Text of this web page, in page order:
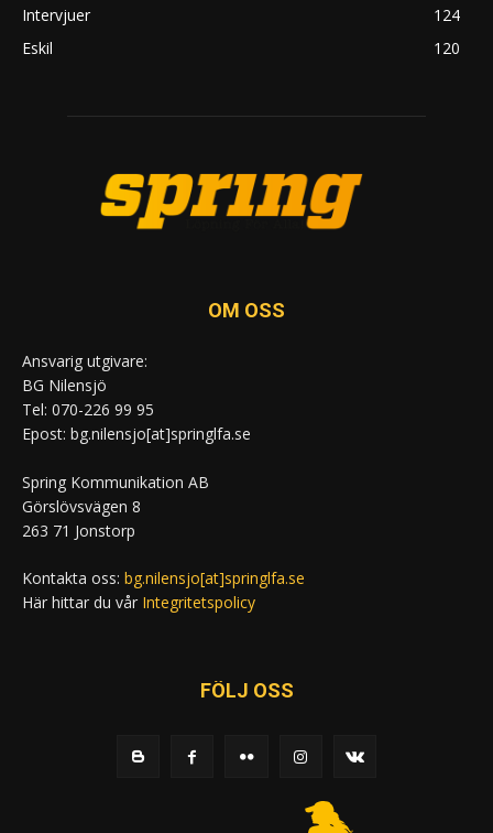
Intervjuer
124
Eskil
120
OM OSS
Ansvarig utgivare:
BG Nilensjö
Tel: 070-226 99 95
Epost: bg.nilensjo[at]springlfa.se
Spring Kommunikation AB
Görslövsvägen 8
263 71 Jonstorp
Kontakta oss: bg.nilensjo[at]springlfa.se
Här hittar du vår Integritetspolicy
FÖLJ OSS